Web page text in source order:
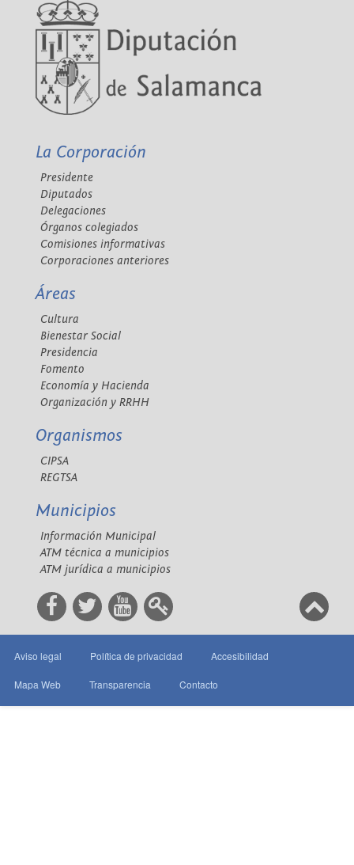
La Corporación
Presidente
Diputados
Delegaciones
Órganos colegiados
Comisiones informativas
Corporaciones anteriores
Áreas
Cultura
Bienestar Social
Presidencia
Fomento
Economía y Hacienda
Organización y RRHH
Organismos
CIPSA
REGTSA
Municipios
Información Municipal
ATM técnica a municipios
ATM jurídica a municipios
Aviso legal Política de privacidad Accesibilidad
Mapa Web Transparencia Contacto